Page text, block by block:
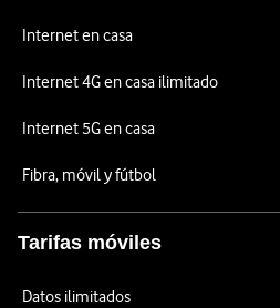
Internet en casa
Internet 4G en casa ilimitado
Internet 5G en casa
Fibra, móvil y fútbol
Tarifas móviles
Datos ilimitados